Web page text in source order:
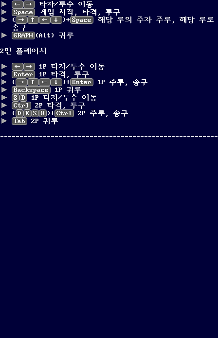
← →
타자/투수 이동
Space
게임 시작, 타격, 투구
( → ↑ ← ↓ )+ Space
해당 루의 주자 주루, 해당 루로
송구
GRAPH (Alt) 귀루
2인 플레이시
←
→
1P 타자/투수 이동
Enter
1P 타격, 투구
( → ↑ ← ↓ )+ Enter
1P 주루, 송구
Backspace
1P 귀루
S D
1P 타자/투수 이동
Ctrl
2P 타격, 투구
( D E S X )+ Ctrl
2P 주루, 송구
Tab
2P 귀루